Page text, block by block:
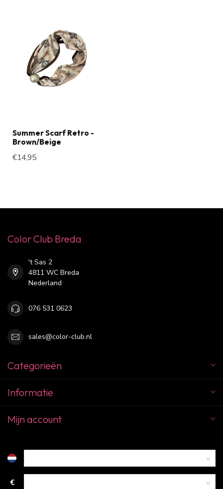
Summer Scarf Retro -
Brown/Beige
€14,95
Color Club Breda
't Sas 2
4811 WC Breda
Nederland
076 531 0623
sales@color-club.nl
Categorieën
Informatie
Mijn account
€